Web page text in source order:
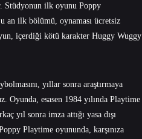
Stüdyonun ilk oyunu Poppy
an ilk bölümü, oynaması ücretsiz
içerdiği kötü karakter Huggy Wuggy
yıllar sonra araştırmaya
Oyunda, esasen 1984 yılında Playtime
yıl sonra imza attığı yasa dışı
Playtime oyununda, karşınıza